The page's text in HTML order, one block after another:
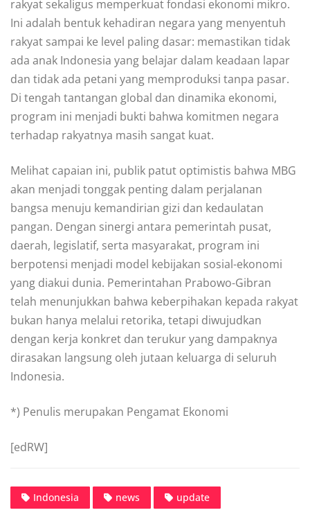
rakyat sekaligus memperkuat fondasi ekonomi mikro.
Ini adalah bentuk kehadiran negara yang menyentuh
rakyat sampai ke level paling dasar: memastikan tidak
ada anak Indonesia yang belajar dalam keadaan lapar
dan tidak ada petani yang memproduksi tanpa pasar.
Di tengah tantangan global dan dinamika ekonomi,
program ini menjadi bukti bahwa komitmen negara
terhadap rakyatnya masih sangat kuat.
Melihat capaian ini, publik patut optimistis bahwa MBG
akan menjadi tonggak penting dalam perjalanan
bangsa menuju kemandirian gizi dan kedaulatan
pangan. Dengan sinergi antara pemerintah pusat,
daerah, legislatif, serta masyarakat, program ini
berpotensi menjadi model kebijakan sosial-ekonomi
yang diakui dunia. Pemerintahan Prabowo-Gibran
telah menunjukkan bahwa keberpihakan kepada rakyat
bukan hanya melalui retorika, tetapi diwujudkan
dengan kerja konkret dan terukur yang dampaknya
dirasakan langsung oleh jutaan keluarga di seluruh
Indonesia.
*) Penulis merupakan Pengamat Ekonomi
[edRW]
Indonesia news update